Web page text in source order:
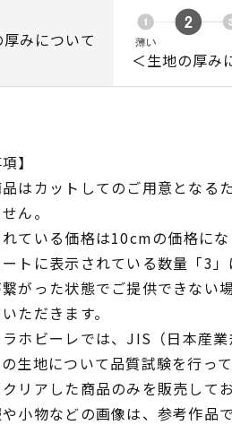
みについて
＜生地の厚み
】
品はカットしてのご用意となる
ん。
れている価格は10cmの価格にな
ートに表示されている数量「3」
繋がった状態でご提供できない
ただきます。
ラホビーレでは、JIS（日本産
生地について品質試験を行っ
リアした商品のみを販売してお
や小物などの画像は、参考作品で